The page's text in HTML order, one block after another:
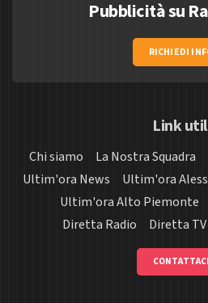
Pubblicità su
RICHIEDI
Link
Chi siamo La Nostra Squadra
Ultim'ora News
Ultim'ora
Ultim'ora Alto Piemonte
Diretta Radio
Diretta TV
CONTATTACI